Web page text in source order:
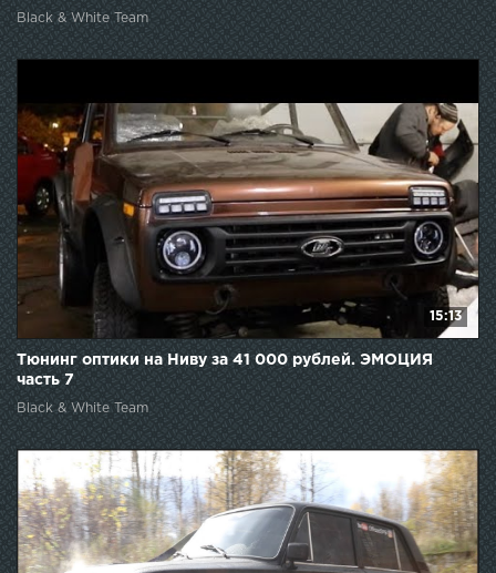
Black & White Team
15:13
Тюнинг оптики на Ниву за 41 000 рублей. ЭМОЦИЯ
часть 7
Black & White Team